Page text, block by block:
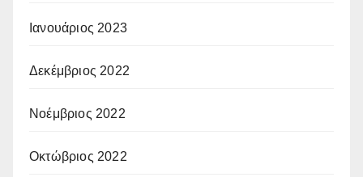
Ιανουάριος 2023
Δεκέμβριος 2022
Νοέμβριος 2022
Οκτώβριος 2022